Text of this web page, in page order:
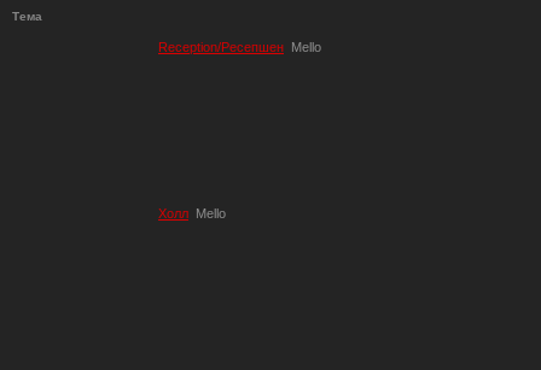
Тема
Reception/Ресепшен Mello
Холл Mello